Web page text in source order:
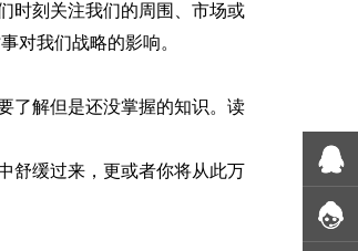
时刻关注我们的周围、市场或
对我们战略的影响。
了解但是还没掌握的知识。读
舒缓过来，更或者你将从此万